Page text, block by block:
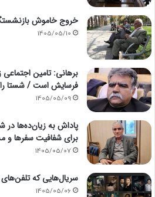
خروج خاموش
1405/05/10
برهانی: تامین
فرسایش است / شستا
1405/05/09
پاداش به زیان‌ده‌ها در
برای شفافیت سفرها و
1405/05/07
سریال‌هایی که تلفن‌های
1405/05/06